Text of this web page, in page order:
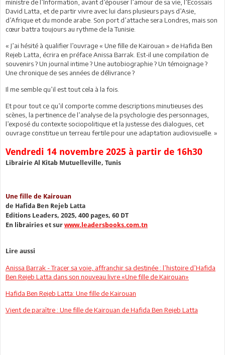
ministre de l’Information, avant d’épouser l’amour de sa vie, l’Ecossais
David Latta, et de partir vivre avec lui dans plusieurs pays d’Asie,
d’Afrique et du monde arabe. Son port d’attache sera Londres, mais son
cœur battra toujours au rythme de la Tunisie.
« J’ai hésité à qualifier l’ouvrage « Une fille de Kairouan » de Hafida Ben
Rejeb Latta, écrira en préface Anissa Barrak. Est-il une compilation de
souvenirs ? Un journal intime ? Une autobiographie ? Un témoignage ?
Une chronique de ses années de délivrance ?
Il me semble qu’il est tout cela à la fois.
Et pour tout ce qu’il comporte comme descriptions minutieuses des
scènes, la pertinence de l’analyse de la psychologie des personnages,
l’exposé du contexte sociopolitique et la justesse des dialogues, cet
ouvrage constitue un terreau fertile pour une adaptation audiovisuelle. »
Vendredi 14 novembre 2025 à partir de 16h30
Librairie Al Kitab Mutuelleville, Tunis
Une fille de Kairouan
de Hafida Ben Rejeb Latta
Editions Leaders, 2025, 400 pages, 60 DT
En librairies et sur www.leadersbooks.com.tn
Lire aussi
Anissa Barrak - Tracer sa voie, affranchir sa destinée : l’histoire d’Hafida
Ben Rejeb Latta dans son nouveau livre «Une fille de Kairouan»
Hafida Ben Rejeb Latta: Une fille de Kairouan
Vient de paraître : Une fille de Kairouan de Hafida Ben Rejeb Latta